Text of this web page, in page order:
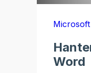
Word